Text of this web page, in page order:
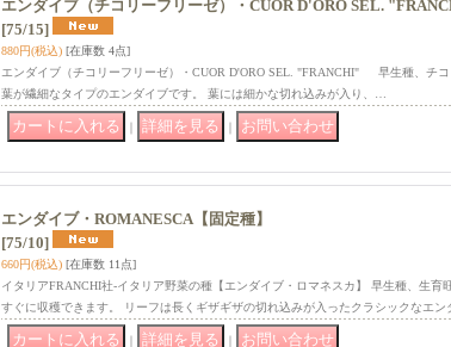
エンダイブ（チコリーフリーゼ）・CUOR D'ORO SEL.
[75/15]
880円(税込) [在庫数 4点]
エンダイブ（チコリーフリーゼ）・CUOR D'ORO SEL. "FRANCHI" 早生種、チコ
葉が繊細なタイプのエンダイブです。 葉には細かな切れ込みが入り、…
エンダイブ・ROMANESCA【固定種】
[75/10]
660円(税込) [在庫数 11点]
イタリアFRANCHI社-イタリア野菜の種【エンダイブ・ロマネスカ】 早生種、生育
すぐに収穫できます。 リーフは長くギザギザの切れ込みが入ったクラシックなエン